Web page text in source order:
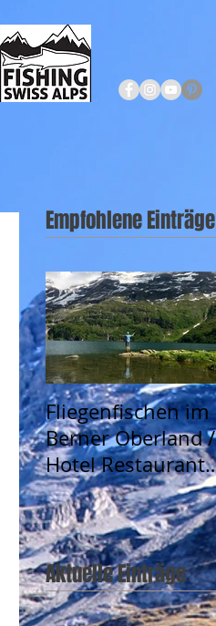
Empfohlene Einträge
Fliegenfischen im
Berner Oberland /
Hotel Restaurant
Urweider
Aktuelle Einträge